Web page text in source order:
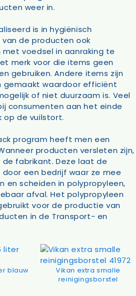
weer in.
is in hygiënisch
de producten ook
voedsel in aanraking te
merk voor die items geen
gebruiken. Andere items zijn
gemaakt waardoor efficiënt
of niet duurzaam is. Veel
consumenten aan het einde
op de vuilstort.
program heeft men een
producten versleten zijn,
fabrikant. Deze laat de
een bedrijf waar ze mee
en scheiden in polypropyleen,
afval. Het polypropyleen
voor de productie van
in de Transport- en
blauw
Vikan extra smalle
reinigingsborstel